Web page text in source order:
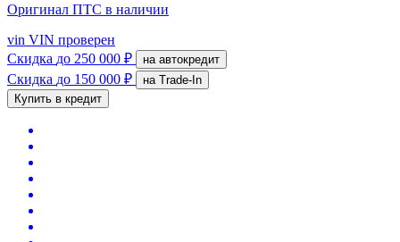
Оригинал ПТС в наличии
vin VIN проверен
Скидка до 250 000 ₽ на автокредит
Скидка до 150 000 ₽
на Trade-In
Купить в кредит